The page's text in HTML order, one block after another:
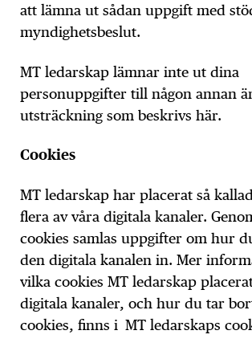
att lämna ut sådan uppgift med
myndighetsbeslut.
MT ledarskap lämnar inte ut dina
personuppgifter till någon annan
utsträckning som beskrivs här.
Cookies
MT ledarskap har placerat så
flera av våra digitala kanaler.
cookies samlas uppgifter om hur
den digitala kanalen in. Mer
vilka cookies MT ledarskap
digitala kanaler, och hur du tar
cookies, finns i MT ledarskaps